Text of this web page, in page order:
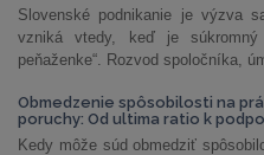
Slovenské podnikanie je výzva
vzniká vtedy, keď je
peňaženke“. Rozvod spoločníka,
Obmedzenie spôsobilosti na
poruchy: Od ultima ratio k
Kedy môže súd obmedziť